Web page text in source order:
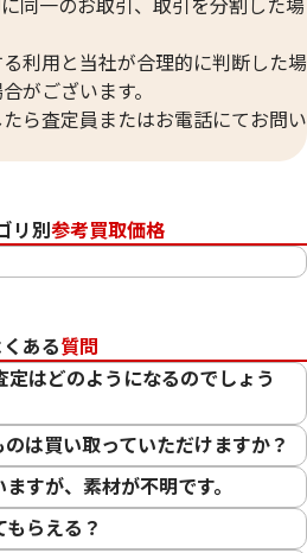
利用と当社が合理的に判断した場
がございます。
ら査定員またはお電話にてお問い
リ別参考買取価格
ある質問
はどのようになるのでしょう
は買い取っていただけますか？
すが、素材が不明です。
らえる？